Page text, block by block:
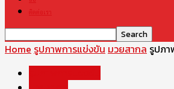
ติดต่อเรา
Home รูปภาพการแข่งขัน มวยสากล รูปภา